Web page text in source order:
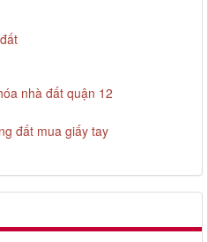
nhà đất quận 12
đất mua giấy tay